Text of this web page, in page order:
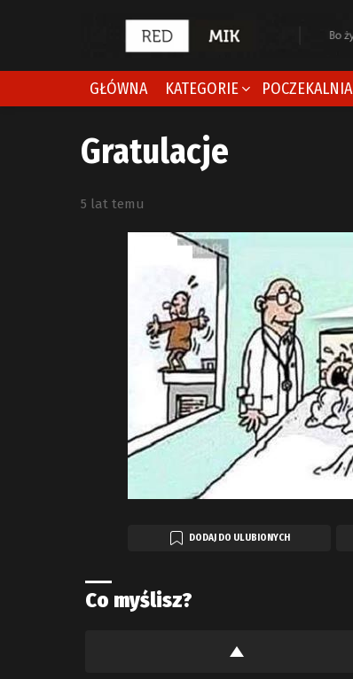
GŁÓWNA KATEGORIE POCZEKALNIA
Gratulacje
5 lat temu
DODAJ DO ULUBIONYCH
Co myślisz?